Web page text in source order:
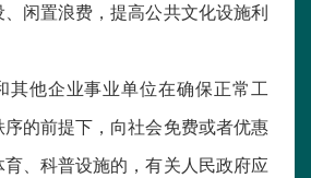
闲置浪费，提高公共文化设施利
其他企业事业单位在确保正常工
的前提下，向社会免费或者优惠
、科普设施的，有关人民政府应